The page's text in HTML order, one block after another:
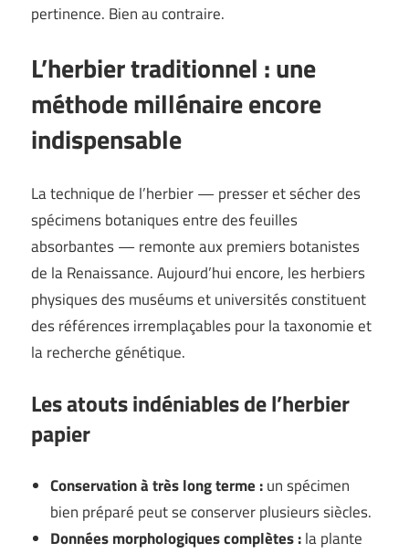
pertinence. Bien au contraire.
L’herbier traditionnel : une
méthode millénaire encore
indispensable
La technique de l’herbier — presser et sécher des
spécimens botaniques entre des feuilles
absorbantes — remonte aux premiers botanistes
de la Renaissance. Aujourd’hui encore, les herbiers
physiques des muséums et universités constituent
des références irremplaçables pour la taxonomie et
la recherche génétique.
Les atouts indéniables de l’herbier
papier
Conservation à très long terme :un spécimen
bien préparé peut se conserver plusieurs siècles.
Données morphologiques complètes :la plante